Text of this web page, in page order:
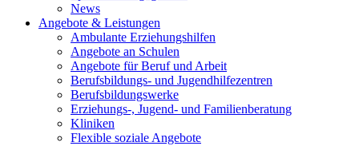
News
Angebote & Leistungen
Ambulante Erziehungshilfen
Angebote an Schulen
Angebote für Beruf und Arbeit
Berufsbildungs- und Jugendhilfezentren
Berufsbildungswerke
Erziehungs-, Jugend- und Familienberatung
Kliniken
Flexible soziale Angebote